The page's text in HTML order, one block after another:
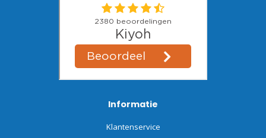
Informatie
Klantenservice